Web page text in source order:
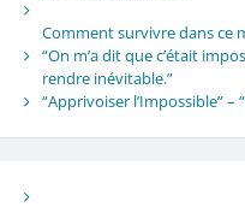
Comment survivre dans ce
“On m’a dit que c’était
rendre inévitable.”
“Apprivoiser l’Impossible”